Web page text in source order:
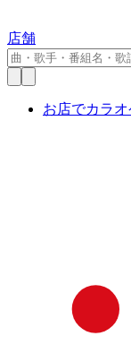
店舗
お店でカラオ